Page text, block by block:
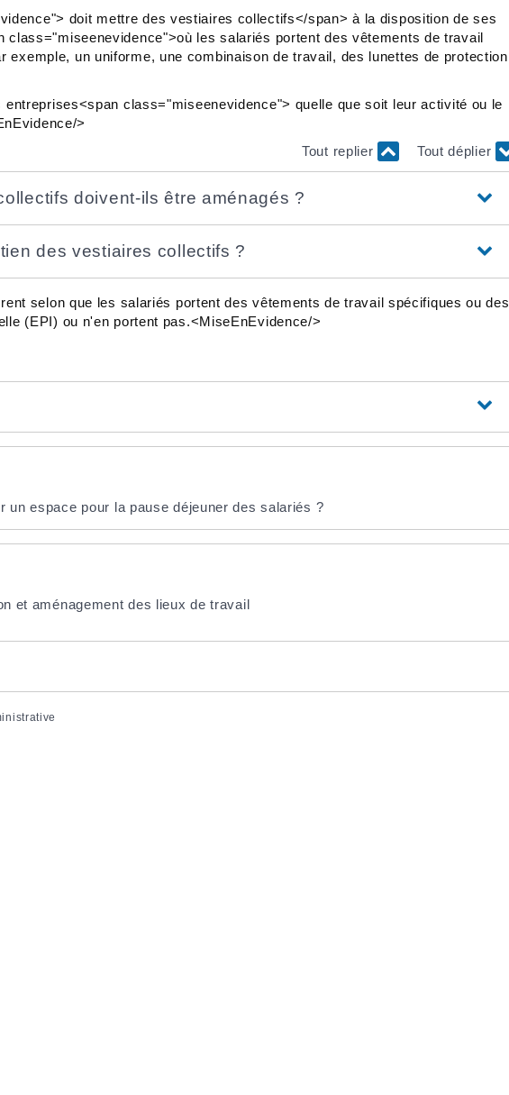
doit mettre des vestiaires collectifs</span> à la disposition de ses
class="miseenevidence">où les salariés portent des vêtements de travail
exemple, un uniforme, une combinaison de travail, des lunettes de protection
class="miseenevidence"> quelle que soit leur activité ou le
>
Tout replier
Tout déplier
doivent-ils être aménagés ?
des vestiaires collectifs ?
selon que les salariés portent des vêtements de travail spécifiques ou des
(EPI) ou n'en portent pas.<MiseEnEvidence/>
un espace pour la pause déjeuner des salariés ?
et aménagement des lieux de travail